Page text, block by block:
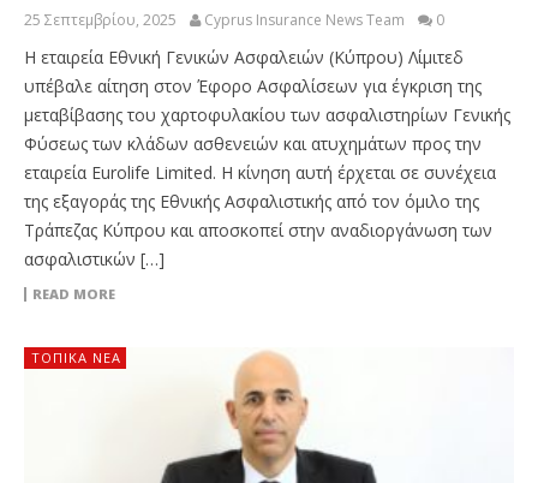
25 Σεπτεμβρίου, 2025 Cyprus Insurance News Team 0
Η εταιρεία Εθνική Γενικών Ασφαλειών (Κύπρου) Λίμιτεδ
υπέβαλε αίτηση στον Έφορο Ασφαλίσεων για έγκριση της
μεταβίβασης του χαρτοφυλακίου των ασφαλιστηρίων Γενικής
Φύσεως των κλάδων ασθενειών και ατυχημάτων προς την
εταιρεία Eurolife Limited. Η κίνηση αυτή έρχεται σε συνέχεια
της εξαγοράς της Εθνικής Ασφαλιστικής από τον όμιλο της
Τράπεζας Κύπρου και αποσκοπεί στην αναδιοργάνωση των
ασφαλιστικών […]
READ MORE
ΤΟΠΙΚΑ ΝΕΑ